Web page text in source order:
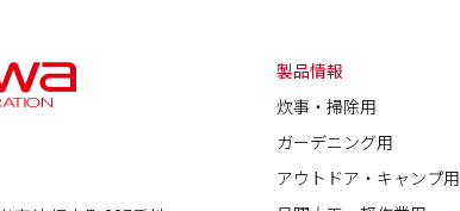
製品情報
炊事・掃除用
ガーデニング用
アウトドア・キャンプ用